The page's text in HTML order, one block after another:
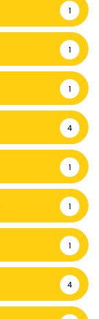
1
1
1
4
1
1
1
4